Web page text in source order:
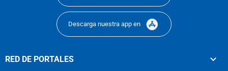
Descarga nuestra app en
RED DE PORTALES